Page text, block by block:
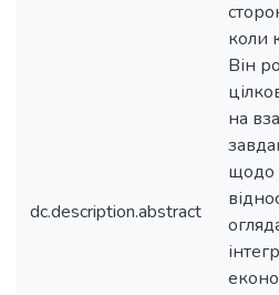
dc.description.abstract
коли
Він
на
щодо